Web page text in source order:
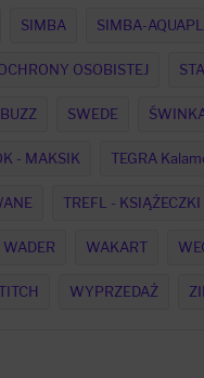
SIMBA SIMBA-
OSOBISTEJ
SWEDE
- MAKSIK TEGRA
TREFL - KSIĄŻECZKI
WADER WAKART
WYPRZEDAŻ